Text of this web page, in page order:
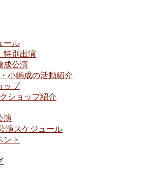
ール
特別出演
成公演
小編成の活動紹介
ップ
ショップ紹介
演
演スケジュール
ント